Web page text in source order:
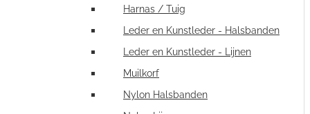
Harnas / Tuig
Leder en Kunstleder - Halsbanden
Leder en Kunstleder - Lijnen
Muilkorf
Nylon Halsbanden